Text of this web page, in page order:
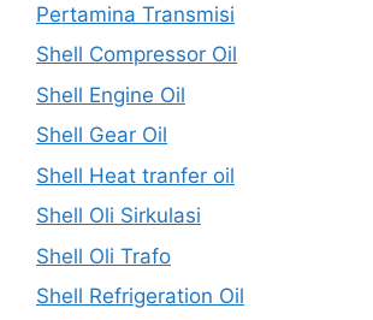
Pertamina Transmisi
Shell Compressor Oil
Shell Engine Oil
Shell Gear Oil
Shell Heat tranfer oil
Shell Oli Sirkulasi
Shell Oli Trafo
Shell Refrigeration Oil